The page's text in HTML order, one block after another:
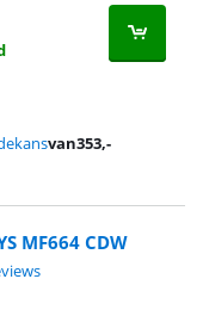
van353,-
MF664 CDW
reviews.